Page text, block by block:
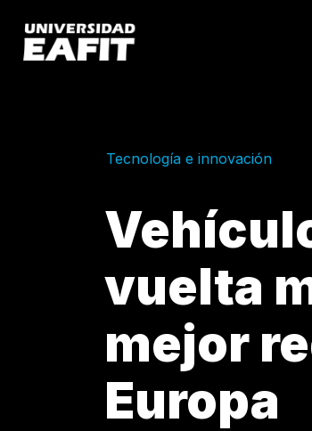
contenido
principal
Tecnología e innovación
vuelta
mejor
Europa